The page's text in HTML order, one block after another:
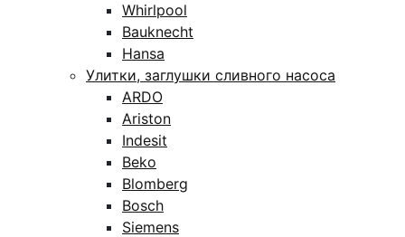
Whirlpool
Bauknecht
Hansa
Улитки, заглушки сливного насоса
ARDO
Ariston
Indesit
Beko
Blomberg
Bosch
Siemens